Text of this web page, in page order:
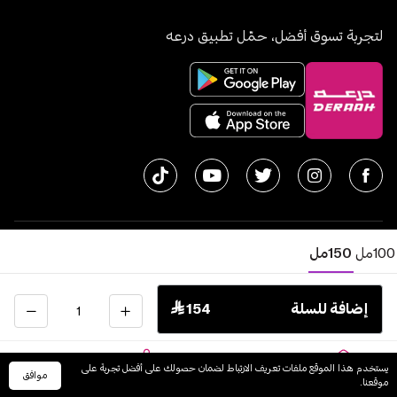
100مل
150مل
الكمية
إضافة للسلة  154
الرئيسية السلة حسابي
لتجربة تسوق أفضل، حمّل تطبيق درعه
سجل تجاري 1010611077 - الرقم الضريبي 300055804900003
اﻟﻤﻤﻠﻜﺔ اﻟﻌﺮﺑﻴﺔ اﻟﺴﻌﻮدﻳﺔ English
يستخدم هذا الموقع ملفات تعريف الارتباط لضمان حصولك على أفضل تجربة على
موقعنا.
موافق